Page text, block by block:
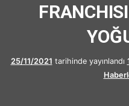
25/11/2021 tarihinde yayınlandı